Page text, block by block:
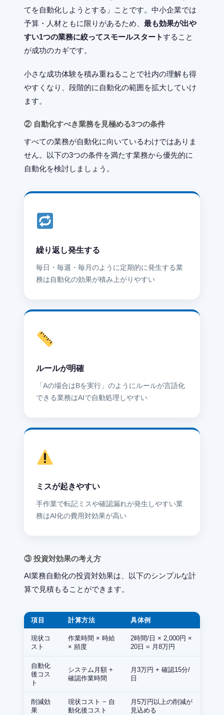
てを自動化しようとする」ことです。中小企業では
予算・人材ともに限りがあるため、 最も効果が出や
すい1つの業務に絞ってスモールスタートすること
が成功のカギです。
小さな成功体験を積み重ねることで社内の理解も得
やすくなり、段階的に自動化の範囲を拡大していけ
ます。
② 自動化すべき業務を見極める3つの条件
すべての業務が自動化に向いているわけではありま
せん。以下の3つの条件を満たす業務から優先的に
自動化を検討しましょう。
繰り返し発生する
毎日・毎週・毎月のように定期的に発生する業
務は自動化の効果が積み上がりやすい
ルールが明確
「Aの場合はBを実行」のようにルールが言語化
できる業務はAIで自動処理しやすい
ミスが起きやすい
手作業で転記ミスや確認漏れが発生しやすい業
務はAI化の費用対効果が高い
③ 投資対効果の考え方
AI業務自動化の投資対効果は、以下のシンプルな計
算で見積もることができます。
項目 計算方法 具体例
現状コ
スト
作業時間 × 時給
× 頻度
2時間/日 × 2,000円 ×
20日 = 月8万円
自動化
後コス
ト
システム月額 +
確認作業時間
月3万円 + 確認15分/
日
削減効
果
現状コスト − 自
動化後コスト
月5万円以上の削減が
見込める